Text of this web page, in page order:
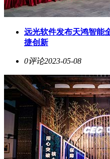
远光软件发布天鸿智能
捷创新
0评论2023-05-08